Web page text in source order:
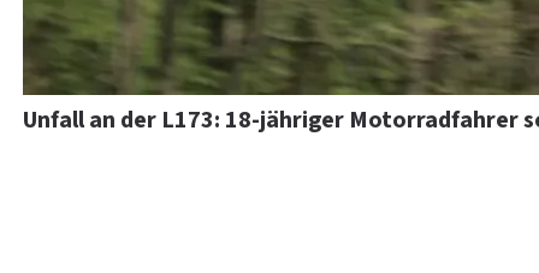
Unfall an der L173: 18-jähriger Motorradfahrer